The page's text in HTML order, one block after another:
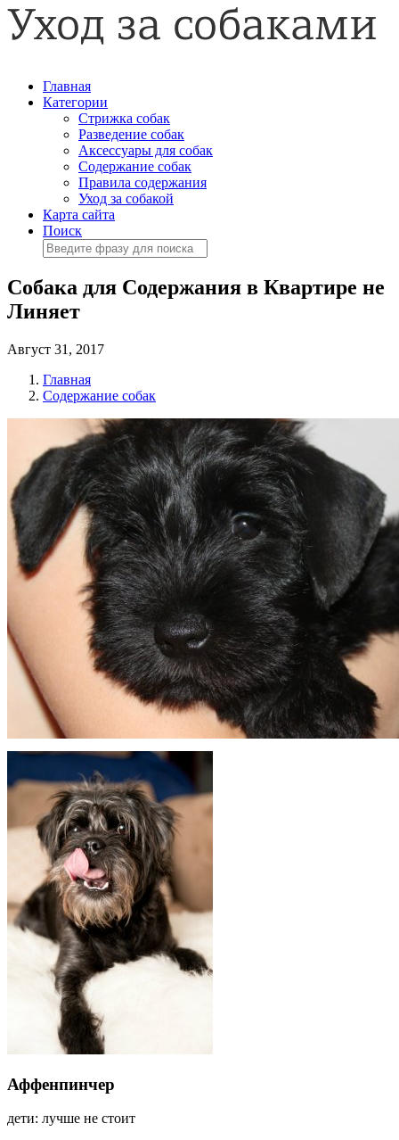
Главная
Категории
Стрижка собак
Разведение собак
Аксессуары для собак
Содержание собак
Правила содержания
Уход за собакой
Карта сайта
Поиск
Собака для Содержания в Квартире не
Линяет
Август 31, 2017
Главная
Содержание собак
Аффенпинчер
дети: лучше не стоит